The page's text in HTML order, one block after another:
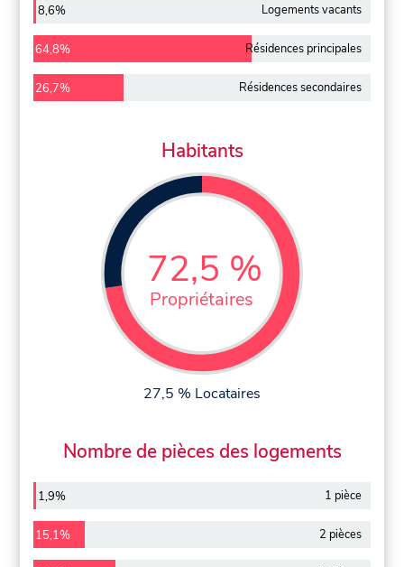
8,6% Logements vacants
64,8% Résidences principales
26,7% Résidences secondaires
Habitants
72,5 %
Propriétaires
27,5 % Locataires
Nombre de pièces des logements
1,9% 1 pièce
15,1% 2 pièces